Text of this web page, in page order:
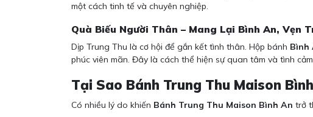
một cách tinh tế và chuyên nghiệp.
Quà Biếu Người Thân – Mang Lại Bình An, Vẹn
Dịp Trung Thu là cơ hội để gắn kết tình thân. Hộp bánh Bình
phúc viên mãn. Đây là cách thể hiện sự quan tâm và tình
Tại Sao Bánh Trung Thu Maison
Có nhiều lý do khiến Bánh Trung Thu Maison Bình An trở